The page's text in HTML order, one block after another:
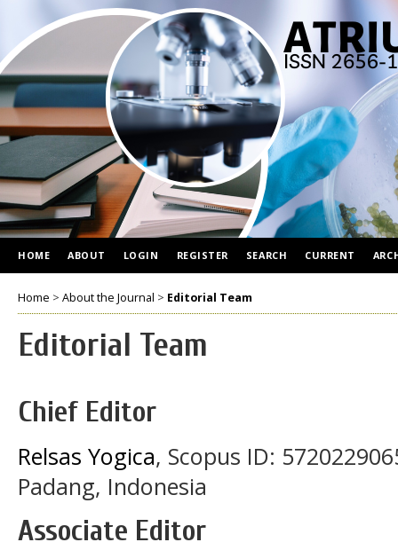
HOME ABOUT LOGIN REGISTER SEARCH CURRENT
Home > About the Journal > Editorial Team
Editorial Team
Chief Editor
Relsas Yogica, Scopus ID:
Padang, Indonesia
Associate Editor